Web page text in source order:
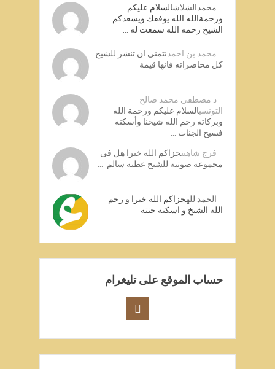
محمدالشلاشالسلام عليكم
ورحمةالله الله يوفقك ويسعدكم
الشيخ رحمه الله سمعت له …
محمد بن احمدنتمنى ان تنشر للشيخ
كل محاضراته فانها قيمة
د مصطفى محمد صالح
التونسيالسلام عليكم ورحمة الله
وبركاته رحم الله شيخنا وأسكنه
فسيح الجنات …
فرج شاهينجزاكم الله خيرا هل فى
مجموعه صوتيه للشيح عطيه سالم …
الحمد للهجزاكم الله خيرا و رحم
الله الشيخ و اسكنه جنته
حساب الموقع على تليغرام